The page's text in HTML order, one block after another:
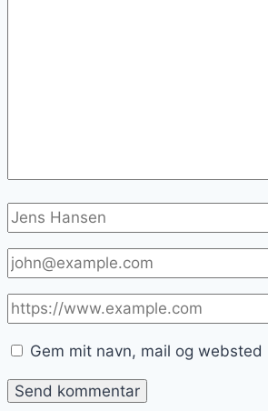
Gem mit navn, mail og